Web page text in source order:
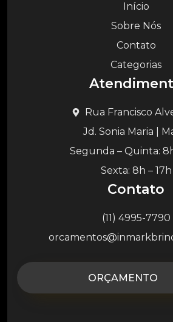
Início
Sobre Nós
Contato
Categorias
Rua Francisco
Jd. Sonia Maria |
Segunda – Quinta:
Sexta: 8h – 17h
Contato
(11) 4995-7790
ORÇAMENTO